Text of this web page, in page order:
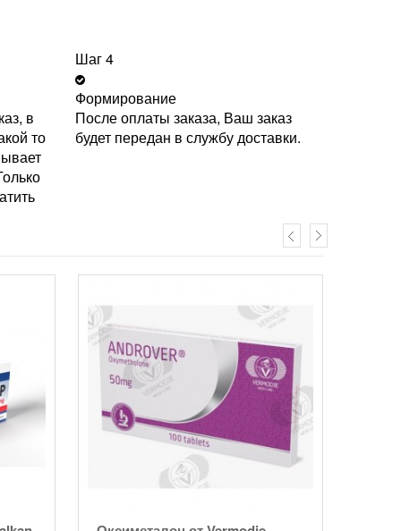
в
то
Шаг 4
Формирование
После оплаты заказа, Ваш заказ
будет передан в службу доставки.